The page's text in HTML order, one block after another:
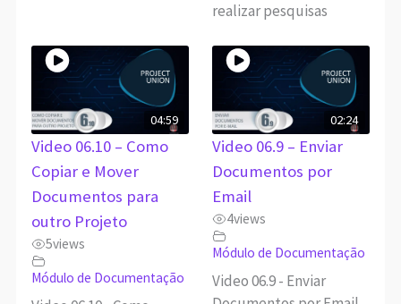
realizar pesquisas
04:59
Video 06.10 – Como
Copiar e Mover
Documentos para
outro Projeto
5views
Módulo de Documentação
02:24
Video 06.9 – Enviar
Documentos por
Email
4views
Módulo de Documentação
Video 06.9 - Enviar